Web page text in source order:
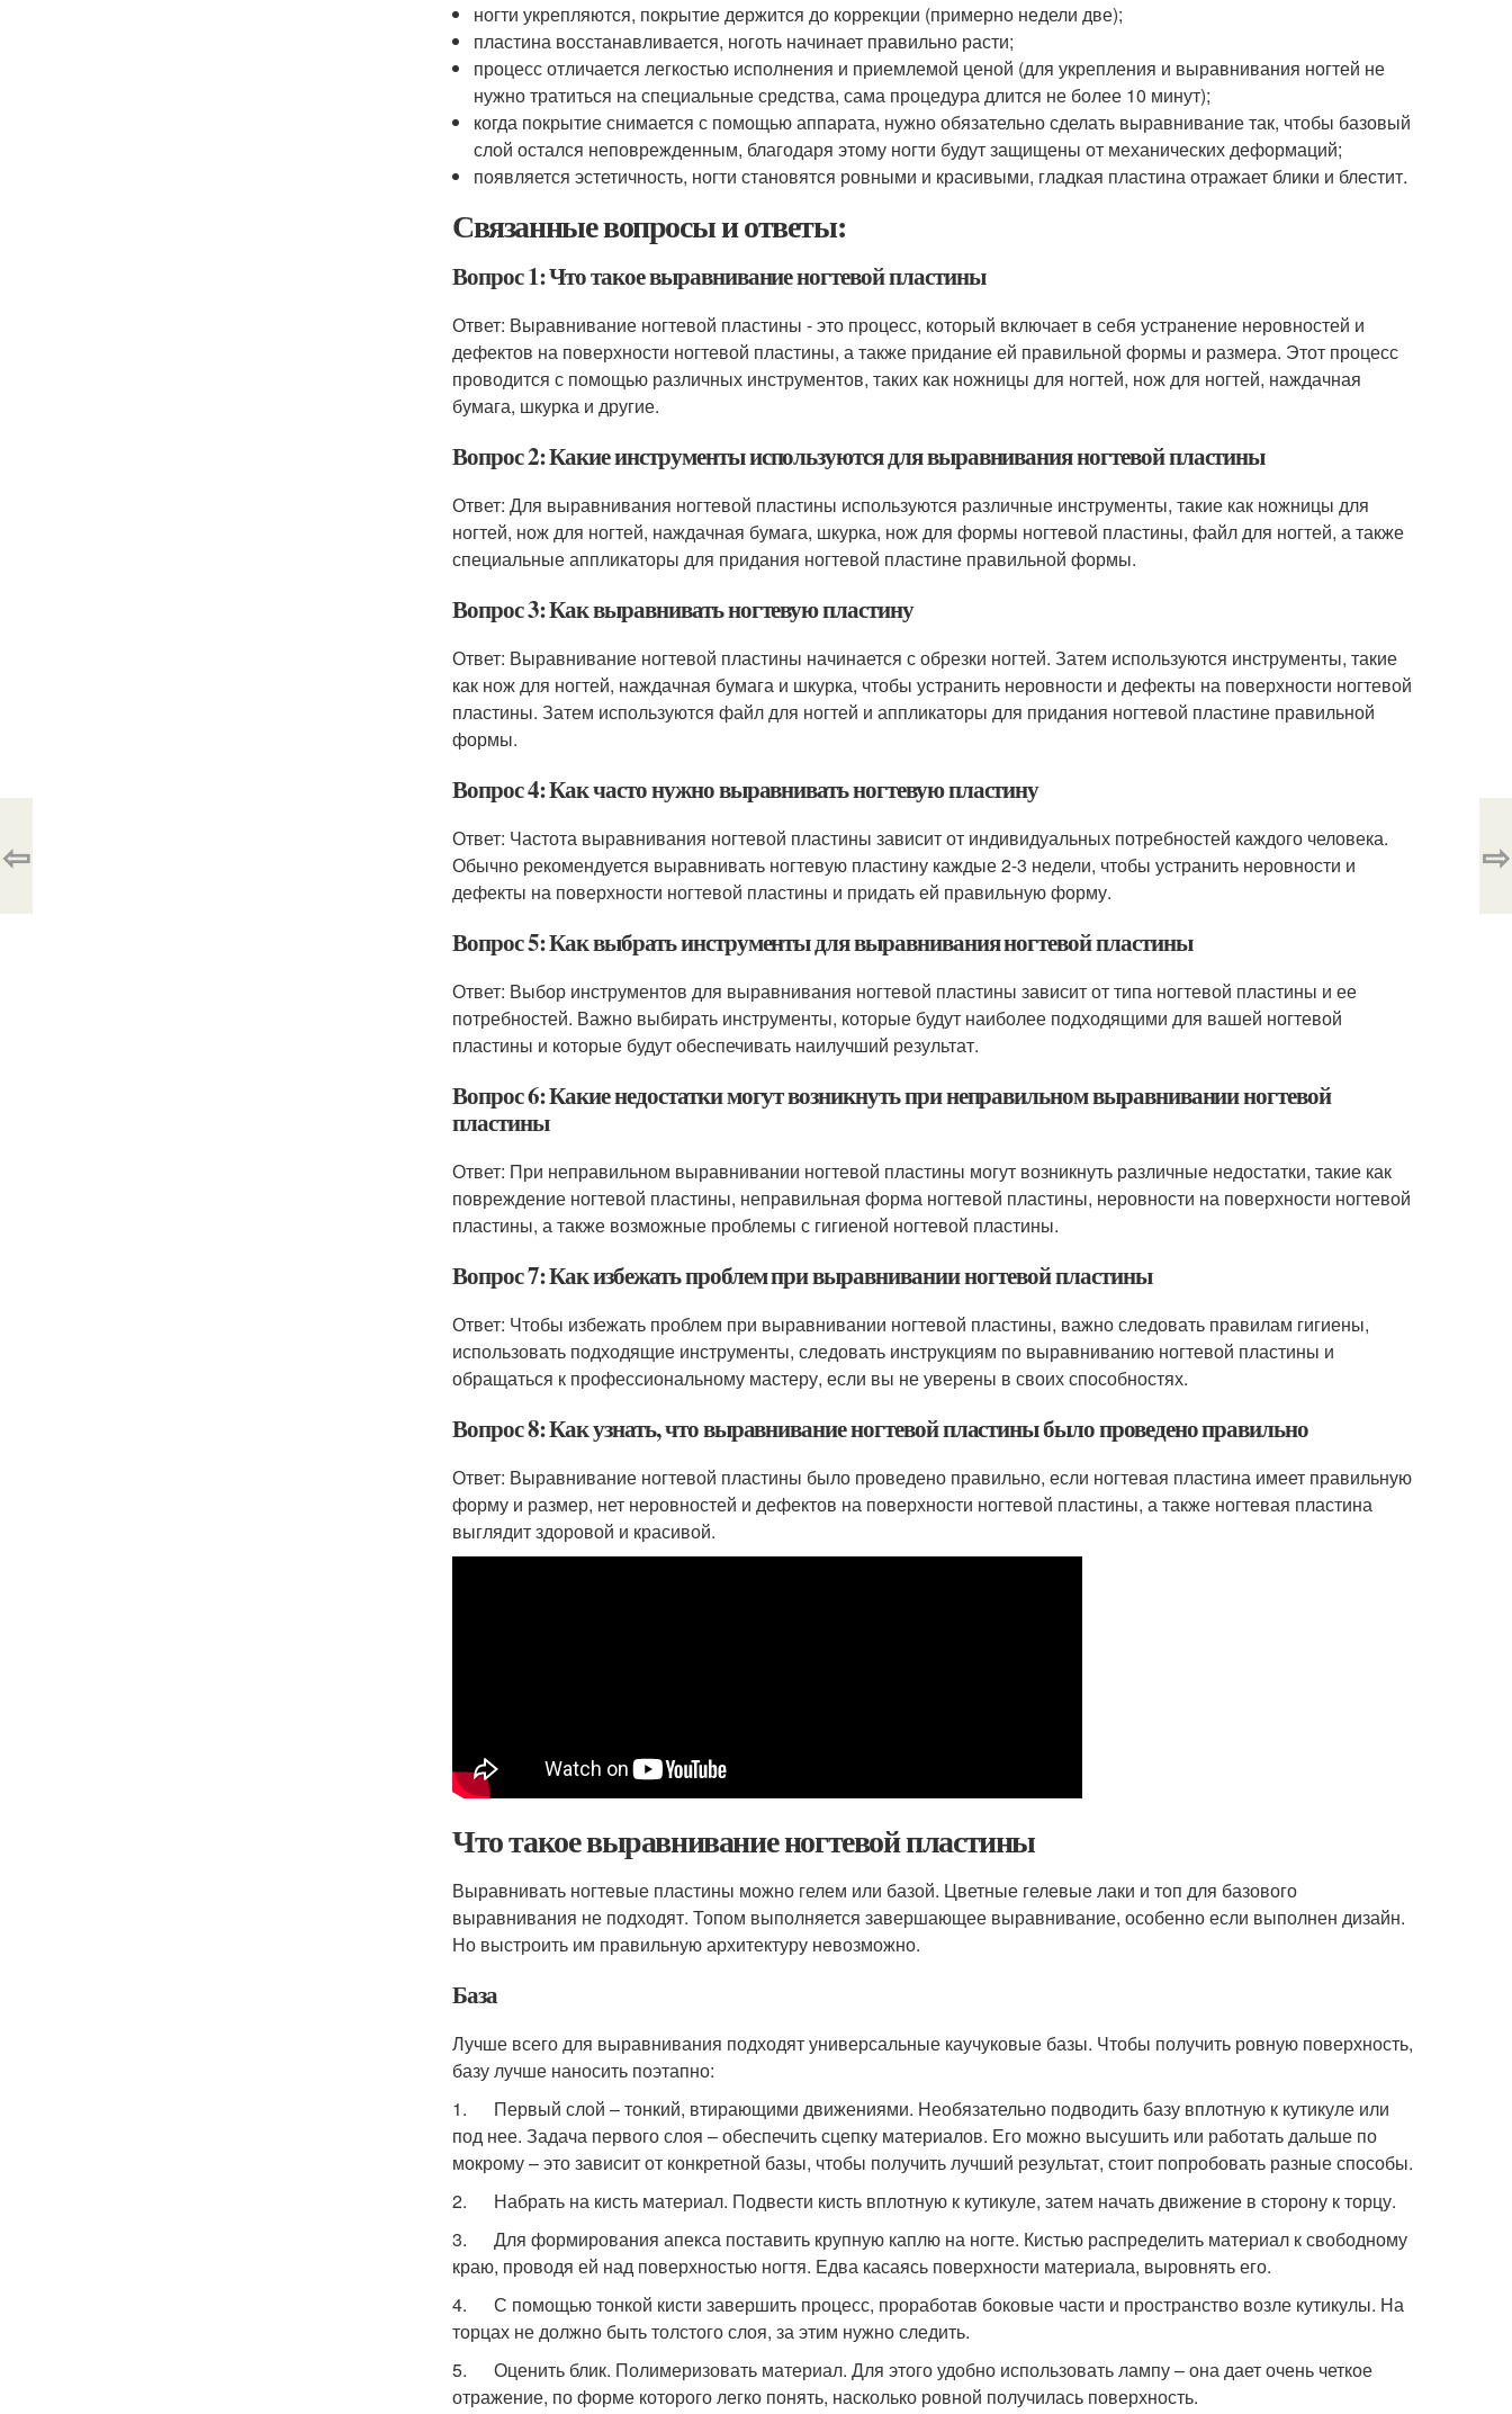
ногти укрепляются, покрытие держится до коррекции (примерно недели две);
пластина восстанавливается, ноготь начинает правильно расти;
процесс отличается легкостью исполнения и приемлемой ценой (для укрепления и выравнивания ногтей не
нужно тратиться на специальные средства, сама процедура длится не более 10 минут);
когда покрытие снимается с помощью аппарата, нужно обязательно сделать выравнивание так, чтобы базовый
слой остался неповрежденным, благодаря этому ногти будут защищены от механических деформаций;
появляется эстетичность, ногти становятся ровными и красивыми, гладкая пластина отражает блики и блестит.
Связанные вопросы и ответы:
Вопрос 1: Что такое выравнивание ногтевой пластины
Ответ: Выравнивание ногтевой пластины - это процесс, который включает в себя устранение неровностей и
дефектов на поверхности ногтевой пластины, а также придание ей правильной формы и размера. Этот процесс
проводится с помощью различных инструментов, таких как ножницы для ногтей, нож для ногтей, наждачная
бумага, шкурка и другие.
Вопрос 2: Какие инструменты используются для выравнивания ногтевой пластины
Ответ: Для выравнивания ногтевой пластины используются различные инструменты, такие как ножницы для
ногтей, нож для ногтей, наждачная бумага, шкурка, нож для формы ногтевой пластины, файл для ногтей, а также
специальные аппликаторы для придания ногтевой пластине правильной формы.
Вопрос 3: Как выравнивать ногтевую пластину
Ответ: Выравнивание ногтевой пластины начинается с обрезки ногтей. Затем используются инструменты, такие
как нож для ногтей, наждачная бумага и шкурка, чтобы устранить неровности и дефекты на поверхности ногтевой
пластины. Затем используются файл для ногтей и аппликаторы для придания ногтевой пластине правильной
формы.
Вопрос 4: Как часто нужно выравнивать ногтевую пластину
Ответ: Частота выравнивания ногтевой пластины зависит от индивидуальных потребностей каждого человека.
Обычно рекомендуется выравнивать ногтевую пластину каждые 2-3 недели, чтобы устранить неровности и
дефекты на поверхности ногтевой пластины и придать ей правильную форму.
Вопрос 5: Как выбрать инструменты для выравнивания ногтевой пластины
Ответ: Выбор инструментов для выравнивания ногтевой пластины зависит от типа ногтевой пластины и ее
потребностей. Важно выбирать инструменты, которые будут наиболее подходящими для вашей ногтевой
пластины и которые будут обеспечивать наилучший результат.
Вопрос 6: Какие недостатки могут возникнуть при неправильном выравнивании ногтевой
пластины
Ответ: При неправильном выравнивании ногтевой пластины могут возникнуть различные недостатки, такие как
повреждение ногтевой пластины, неправильная форма ногтевой пластины, неровности на поверхности ногтевой
пластины, а также возможные проблемы с гигиеной ногтевой пластины.
Вопрос 7: Как избежать проблем при выравнивании ногтевой пластины
Ответ: Чтобы избежать проблем при выравнивании ногтевой пластины, важно следовать правилам гигиены,
использовать подходящие инструменты, следовать инструкциям по выравниванию ногтевой пластины и
обращаться к профессиональному мастеру, если вы не уверены в своих способностях.
Вопрос 8: Как узнать, что выравнивание ногтевой пластины было проведено правильно
Ответ: Выравнивание ногтевой пластины было проведено правильно, если ногтевая пластина имеет правильную
форму и размер, нет неровностей и дефектов на поверхности ногтевой пластины, а также ногтевая пластина
выглядит здоровой и красивой.
Что такое выравнивание ногтевой пластины
Выравнивать ногтевые пластины можно гелем или базой. Цветные гелевые лаки и топ для базового
выравнивания не подходят. Топом выполняется завершающее выравнивание, особенно если выполнен дизайн.
Но выстроить им правильную архитектуру невозможно.
База
Лучше всего для выравнивания подходят универсальные каучуковые базы. Чтобы получить ровную поверхность,
базу лучше наносить поэтапно:
1. Первый слой – тонкий, втирающими движениями. Необязательно подводить базу вплотную к кутикуле или
под нее. Задача первого слоя – обеспечить сцепку материалов. Его можно высушить или работать дальше по
мокрому – это зависит от конкретной базы, чтобы получить лучший результат, стоит попробовать разные способы.
2. Набрать на кисть материал. Подвести кисть вплотную к кутикуле, затем начать движение в сторону к торцу.
3. Для формирования апекса поставить крупную каплю на ногте. Кистью распределить материал к свободному
краю, проводя ей над поверхностью ногтя. Едва касаясь поверхности материала, выровнять его.
4. С помощью тонкой кисти завершить процесс, проработав боковые части и пространство возле кутикулы. На
торцах не должно быть толстого слоя, за этим нужно следить.
5. Оценить блик. Полимеризовать материал. Для этого удобно использовать лампу – она дает очень четкое
отражение, по форме которого легко понять, насколько ровной получилась поверхность.
⇦ ⇨